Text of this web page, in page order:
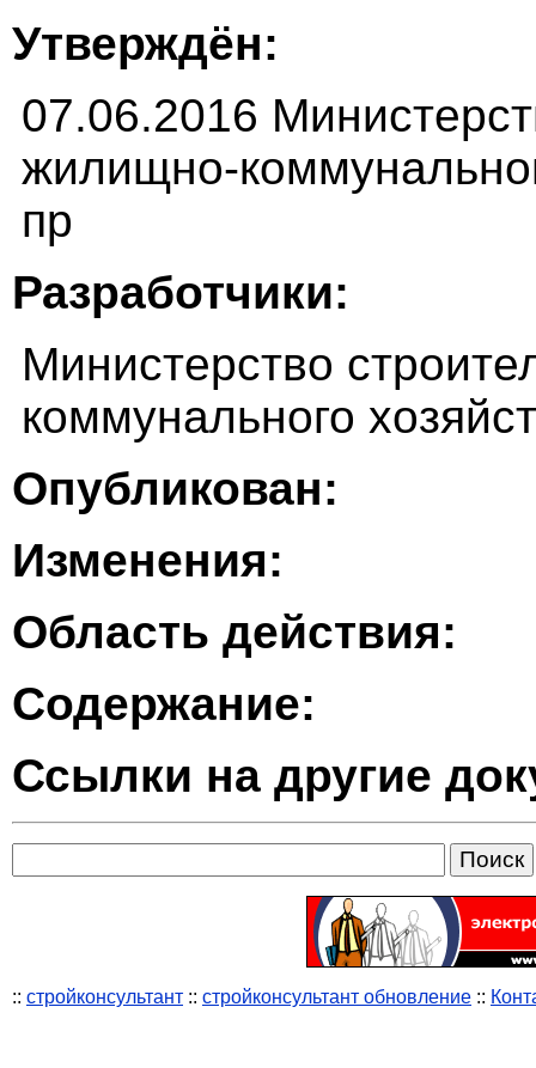
Утверждён:
07.06.2016
жилищно-
пр
Разработчики:
Министерство
коммунального
Опубликован:
Изменения:
Область действия:
Содержание:
Ссылки на другие
:: стройконсультант :: стройконсультант обновление ::